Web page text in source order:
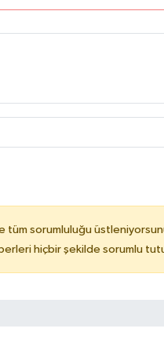
tüm sorumluluğu
hiçbir şekilde sorumlu